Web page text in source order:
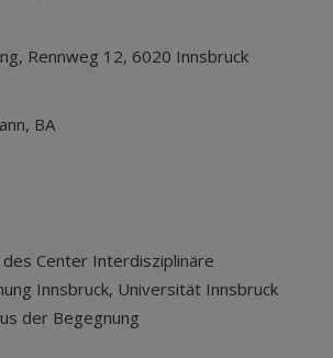
Rennweg 12, 6020 Innsbruck
BA
des Center Interdisziplinäre
Innsbruck, Universität Innsbruck
der Begegnung